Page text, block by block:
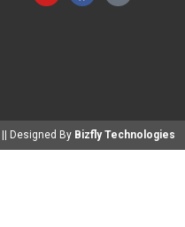
|| Designed By Bizfly Technologies